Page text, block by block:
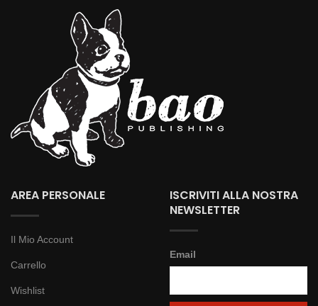
AREA PERSONALE
Il Mio Account
Carrello
Wishlist
ISCRIVITI ALLA NOSTRA
NEWSLETTER
Email